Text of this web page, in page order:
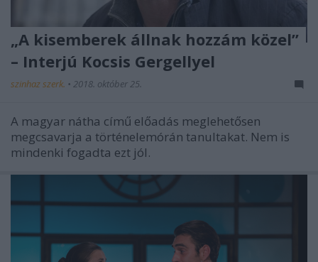
„A kisemberek állnak hozzám közel”
– Interjú Kocsis Gergellyel
szinhaz szerk. • 2018. október 25.
A magyar nátha című előadás meglehetősen
megcsavarja a történelemórán tanultakat. Nem is
mindenki fogadta ezt jól.